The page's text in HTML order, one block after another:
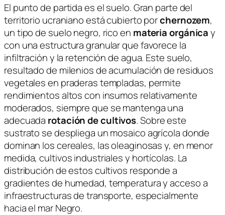
El punto de partida es el suelo. Gran parte del
territorio ucraniano está cubierto porchernozem,
un tipo de suelo negro, rico en materia orgánicay
con una estructura granular que favorece la
infiltración y la retención de agua. Este suelo,
resultado de milenios de acumulación de residuos
vegetales en praderas templadas, permite
rendimientos altos con insumos relativamente
moderados, siempre que se mantenga una
adecuada rotación de cultivos. Sobre este
sustrato se despliega un mosaico agrícola donde
dominan los cereales, las oleaginosas y, en menor
medida, cultivos industriales y hortícolas. La
distribución de estos cultivos responde a
gradientes de humedad, temperatura y acceso a
infraestructuras de transporte, especialmente
hacia el mar Negro.